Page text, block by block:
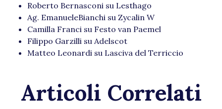
Roberto Bernasconi su Lesthago
Ag. EmanueleBianchi su Zycalin W
Camilla Franci su Festo van Paemel
Filippo Garzilli su Adelscot
Matteo Leonardi su Lasciva del Terriccio
Articoli Correlati